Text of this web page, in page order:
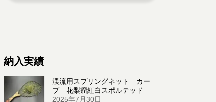
納入実績
渓流用スプリングネット カー
ブ 花梨瘤紅白スポルテッド
2025年7月30日